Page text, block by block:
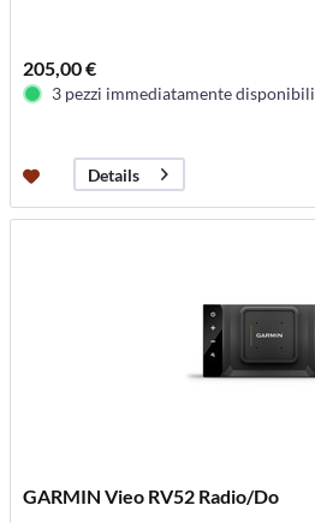
205,00 €
3 pezzi immediatamente disponibili
Details
GARMIN Vieo RV52 Radio/Do